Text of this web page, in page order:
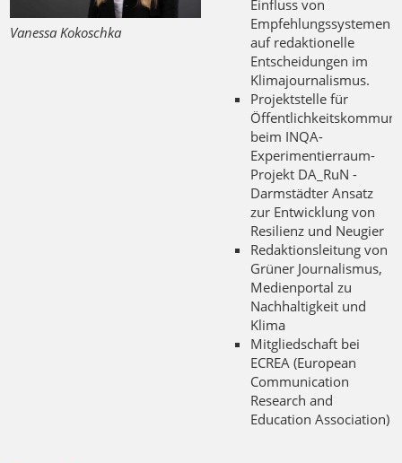
Vanessa Kokoschka
Einfluss von
Empfehlungssystemen
auf redaktionelle
Entscheidungen im
Klimajournalismus.
Projektstelle für
beim INQA-
Experimentierraum-
Projekt DA_RuN -
Darmstädter Ansatz
zur Entwicklung von
Resilienz und Neugier
Redaktionsleitung von
Grüner Journalismus,
Medienportal zu
Nachhaltigkeit und
Klima
Mitgliedschaft bei
ECREA (European
Communication
Research and
Education Association)